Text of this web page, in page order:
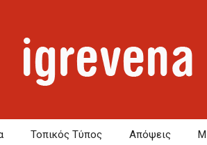
Τοπικός Τύπος Απόψεις